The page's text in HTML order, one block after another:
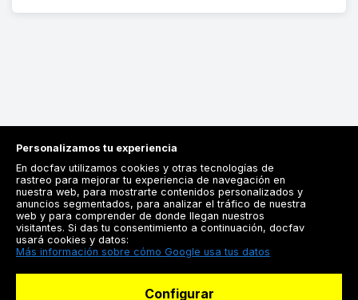
Registrarse
Docfav
Personalizamos tu experiencia
En docfav utilizamos cookies y otras tecnologías de
rastreo para mejorar tu experiencia de navegación en
nuestra web, para mostrarte contenidos personalizados y
anuncios segmentados, para analizar el tráfico de nuestra
web y para comprender de donde llegan nuestros
visitantes. Si das tu consentimiento a continuación, docfav
usará cookies y datos:
Más información sobre cómo Google usa tus datos
Configurar